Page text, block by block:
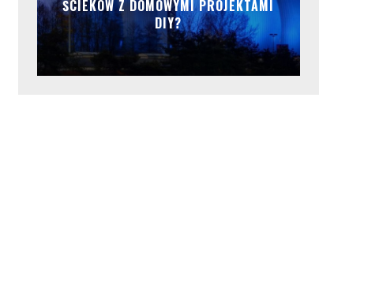
ŚCIEKÓW Z DOMOWYMI PROJEKTAMI
DIY?